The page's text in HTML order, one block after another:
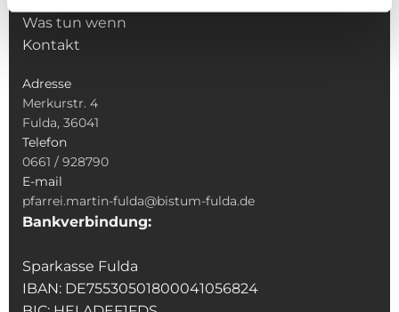
Was tun wenn
Kontakt
Adresse
Merkurstr. 4
Fulda, 36041
Telefon
0661 / 928790
E-mail
pfarrei.martin-fulda@bistum-fulda.de
Bankverbindung:
Sparkasse Fulda
IBAN: DE75530501800041056824